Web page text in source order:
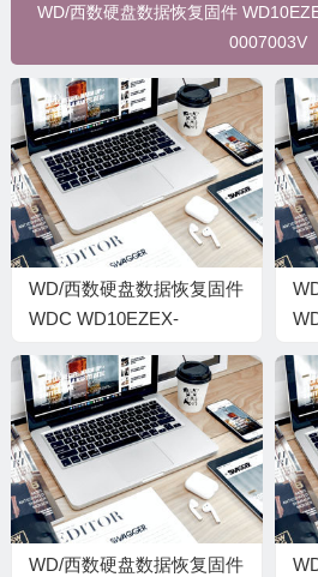
WD/西数硬盘数据恢复固件
0007003V
WD/西数硬盘数据恢复固件
WDC WD10EZEX-
WCC3F3HC5ZJA-
0007004J-1578
WD/西数硬盘数据恢复固件